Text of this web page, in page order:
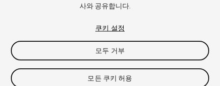
튜토리얼
기술 자료
이용약관
법률정보 개인정보처리방침 쿠키
내 개인정보 판매 금
지
쿠키 기본 설정
사와 공유합니다.
쿠키 설정
모두 거부
모든 쿠키 허용